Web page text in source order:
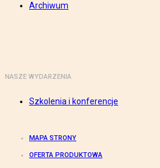
Archiwum
NASZE WYDARZENIA
Szkolenia i konferencje
MAPA STRONY
OFERTA PRODUKTOWA